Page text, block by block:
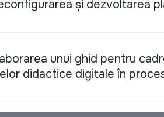
și dezvoltarea
unui ghid pentru
didactice digitale în